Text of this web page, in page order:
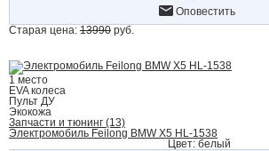
Оповестить
Старая цена: 13990 руб.
1 место
EVA колеса
Пульт ДУ
Экокожа
Запчасти и тюнинг (13)
Электромобиль Feilong BMW X5 HL-1538
Цвет: белый